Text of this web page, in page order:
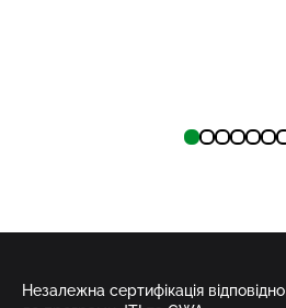
Незалежна сертифікація відповідно